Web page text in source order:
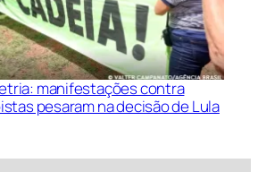
manifestações contra
pesaram na decisão de Lula